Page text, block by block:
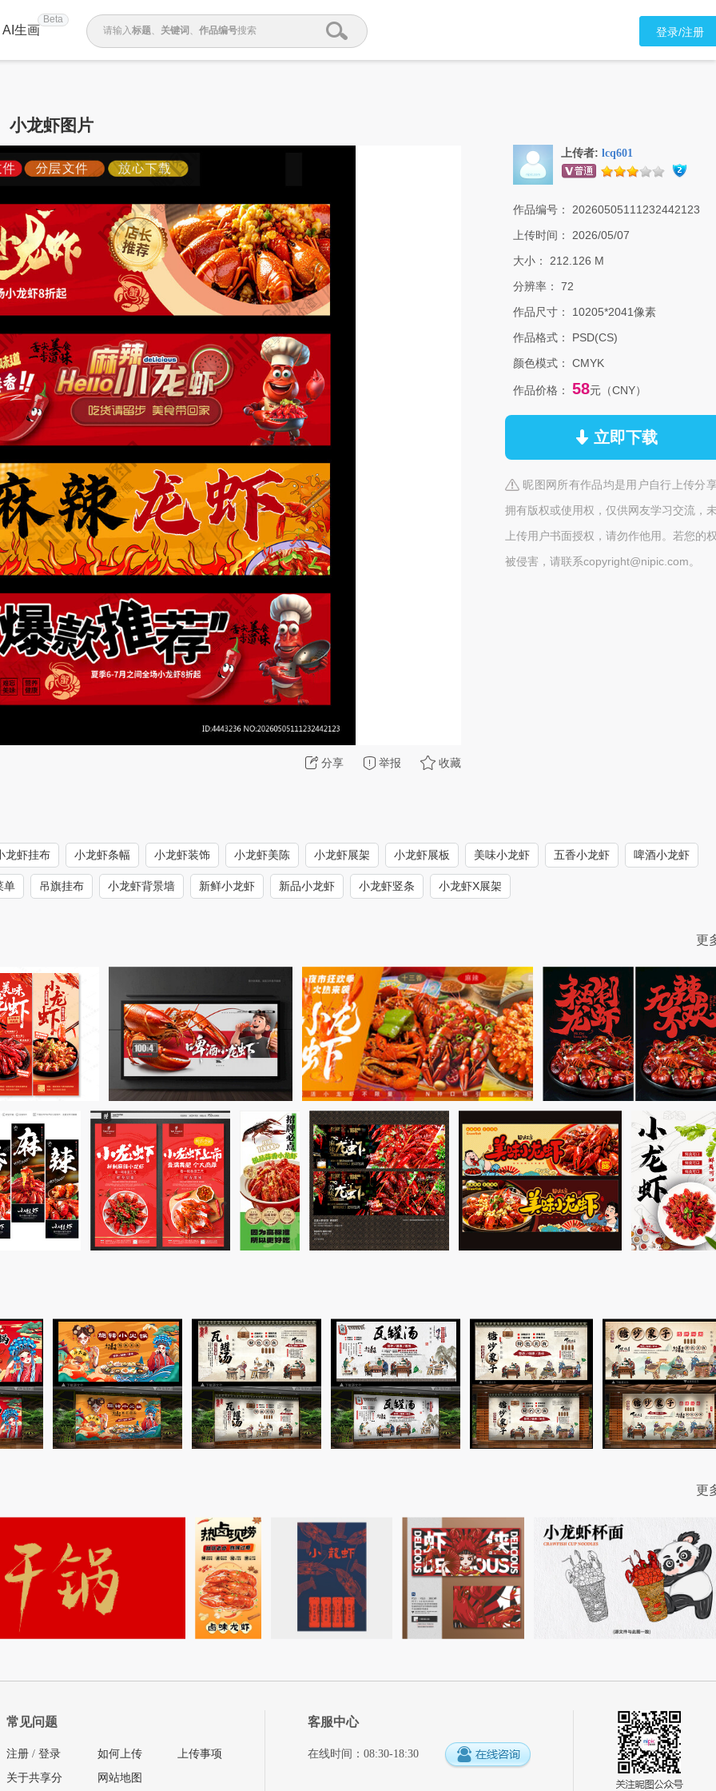
AI生画
Beta
请输入标题、 关键词 、 作品编号搜索 登录/注册
小龙虾图片
分享 举报 收藏
上传者: lcq601
作品编号：
20260505111232442123
上传时间：
2026/05/07
大小：
212.126 M
分辨率：
72
作品尺寸：
10205*2041像素
作品格式：
PSD(CS)
颜色模式：
CMYK
作品价格： 58元（CNY）
立即下载
昵图网所有作品均是用户自行上传分
拥有版权或使用权，仅供网友学习交流，
上传用户书面授权，请勿作他用。若您的
被侵害，请联系copyright@nipic.com。
龙虾挂布 小龙虾条幅 小龙虾装饰 小龙虾美陈 小龙虾展架 小龙虾展板 美味小龙虾 五香小龙虾 啤酒小龙虾
单 吊旗挂布 小龙虾背景墙 新鲜小龙虾 新品小龙虾 小龙虾竖条 小龙虾X展架
更
更
常见问题
注册 / 登录
关于共享分
如何上传
网站地图
上传事项
客服中心
在线时间：08:30-18:30